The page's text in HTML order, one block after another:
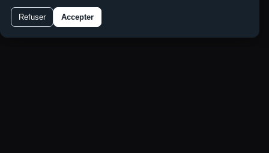
Refuser Accepter